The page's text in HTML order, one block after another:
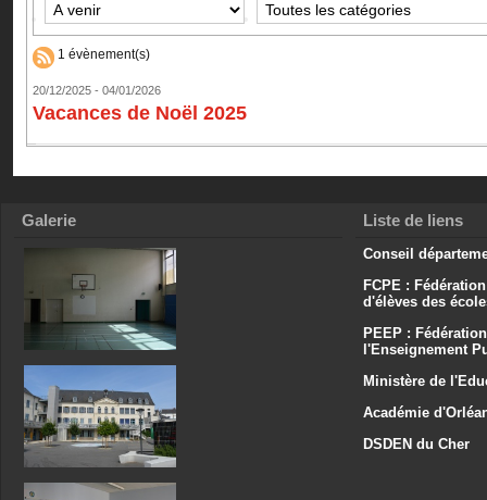
1 évènement(s)
20/12/2025 - 04/01/2026
Vacances de Noël 2025
Galerie Liste de liens
Conseil
FCPE :
d'élèves des
PEEP :
l'Enseignement
Ministère de
Académie
DSDEN du Cher